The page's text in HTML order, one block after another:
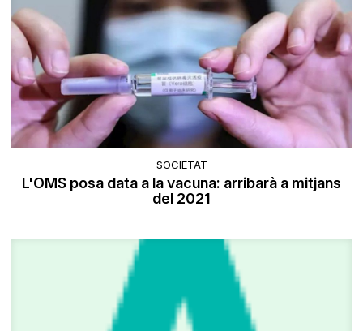
SOCIETAT
L'OMS posa data a la vacuna: arribarà a mitjans
del 2021